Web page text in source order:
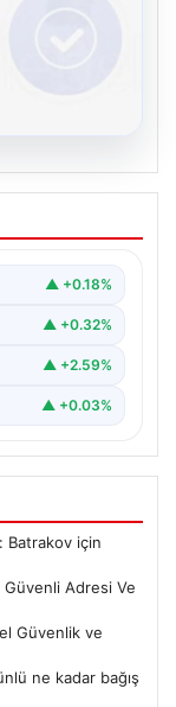
içi
irtibat kurması
▲ +0.18%
▲ +0.32%
▲ +2.59%
▲ +0.03%
Batrakov için
Adresi Ve
Güvenlik ve
ne kadar bağış